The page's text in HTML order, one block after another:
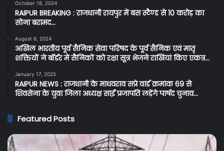
October 18, 2024
RAIPUR BREAKING : राजधानी रायपुर में बस स्टैण्ड से 10 करोड़ का
सोना बरामद…
August 6, 2024
अखिल भारतीय पूर्व सैनिक सेवा परिषद के पूर्व सैनिक एवं मातृ
शक्तियों ने बॉर्डर में सैनिकों को रक्षा सूत्र भेजने राखियां किए एकत्र…
January 17, 2025
RAIPUR NEWS : राजधानी के माधवराव सप्रे वार्ड क्रमांक 69 से
शिवसेना के युवा जिला अध्यक्ष साईं प्रजापति लड़ेंगे पार्षद चुनाव…
Featured Posts
Cg
Breaking: